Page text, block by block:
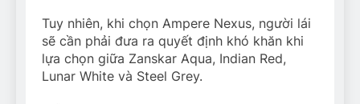
Tuy nhiên, khi chọn Ampere Nexus, người lái
sẽ cần phải đưa ra quyết định khó khăn khi
lựa chọn giữa Zanskar Aqua, Indian Red,
Lunar White và Steel Grey.